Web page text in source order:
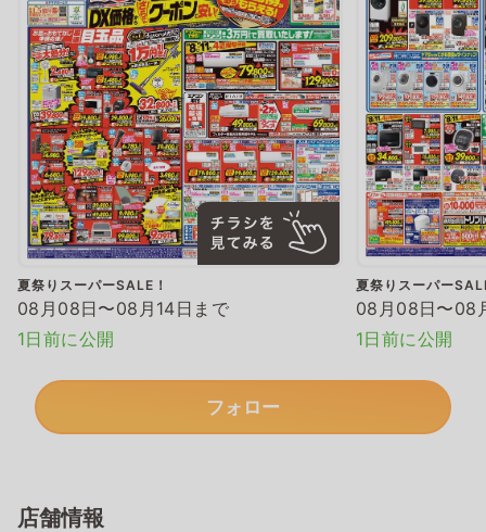
夏祭りスーパーSALE！
08月08日〜08月14日まで
1日前に公開
夏祭りスーパー
08月08日〜08
1日前に公開
フォロー
店舗情報